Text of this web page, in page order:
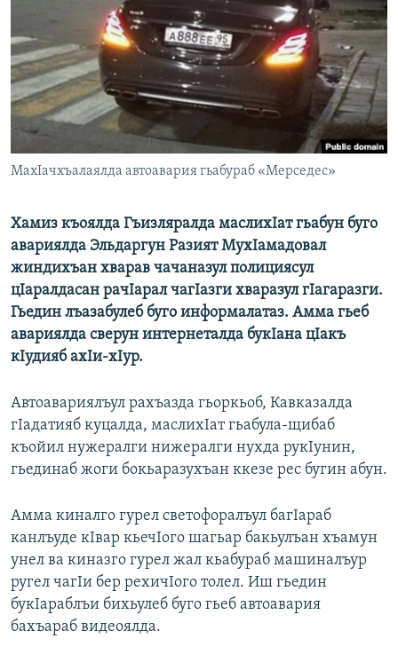
РАСПИСАНИЕ ВЕЩАНИЯ
ПОДПИШИТЕСЬ НА РАССЫЛКУ
СОЦИАЛЬНЫЕ СЕТИ
Все сайты РСЕ/РС
МахIачхъалаялда автоавария гьабураб «Мерседес»
Хамиз къоялда Гъизляралда маслихIат гьабун буго
авариялда Эльдаргун Разият МухIамадовал
жиндихъан хварав чачаназул полициясул
цIаралдасан рачIарал чагIазги хваразул гIагаразги.
Гьедин лъазабулеб буго информалатаз. Амма гьеб
авариялда сверун интернеталда букIана цIакъ
кIудияб ахIи-хIур.
Автоавариялъул рахъазда гьоркьоб, Кавказалда
гIадатияб куцалда, маслихIат гьабула-щибаб
къойил нужералги нижералги нухда рукIунин,
гьединаб жоги бокьаразухъан ккезе рес бугин абун.
Амма киналго гурел светофоралъул багIараб
канлъуде кIвар кьечIого шагьар бакьулъан хъамун
унел ва киназго гурел жал кьабураб машиналъур
ругел чагIи бер рехичIого толел. Иш гьедин
букIараблъи бихьулеб буго гьеб автоавария
бахъараб видеоялда.